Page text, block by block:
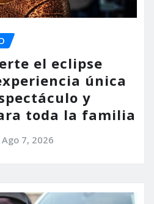
el eclipse
única
y
toda la familia
Ago 7, 2026